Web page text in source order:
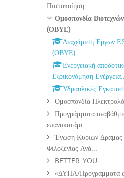
Πιστοποίηση ...
Ομοσπονδία
(ΟΒΥΕ)
Διαχείριση Έργων
(ΟΒΥΕ)
Ενεργειακή
Εξοικονόμηση
Υδραυλικές
Ομοσπονδία
Προγράμματα
επανακατάρτ...
Ένωση Κυριών Δράμας-
Φιλοξενίας Ανά...
BETTER_YOU
«ΔΥΠΑ/Προγράμματα